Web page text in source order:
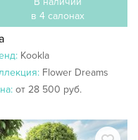
в 4 салонах
Kookla
Flower Dreams
от 28 500 руб.